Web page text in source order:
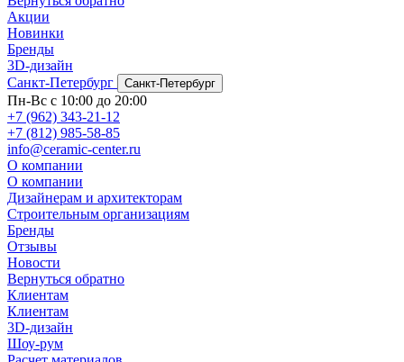
Акции
Новинки
Бренды
3D-дизайн
Санкт-Петербург
Санкт-Петербург
Пн-Вс с 10:00 до 20:00
+7 (962) 343-21-12
+7 (812) 985-58-85
info@ceramic-center.ru
О компании
О компании
Дизайнерам и архитекторам
Строительным организациям
Бренды
Отзывы
Новости
Вернуться обратно
Клиентам
Клиентам
3D-дизайн
Шоу-рум